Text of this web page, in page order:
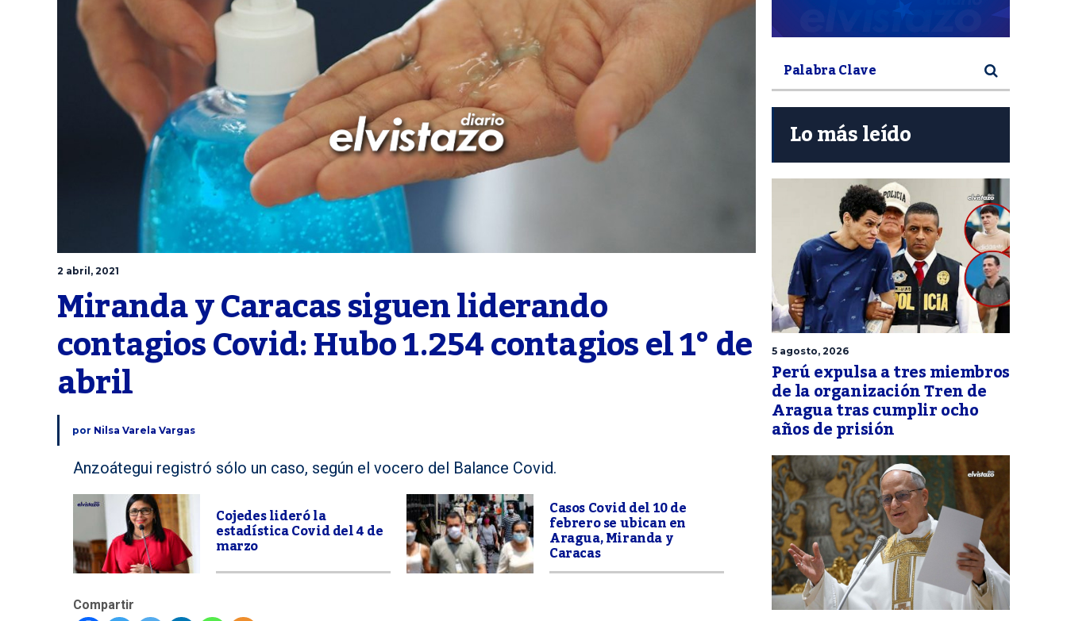
2 abril, 2021
Miranda y Caracas siguen liderando
contagios Covid: Hubo 1.254 contagios el 1° de
abril
por Nilsa Varela Vargas
Anzoátegui registró sólo un caso, según el vocero del Balance Covid.
Cojedes lideró la
estadística Covid del 4 de
marzo
Casos Covid del 10 de
febrero se ubican en
Aragua, Miranda y
Caracas
Compartir
Lo más leído
5 agosto, 2026
Perú expulsa a tres miembros
de la organización Tren de
Aragua tras cumplir ocho
años de prisión